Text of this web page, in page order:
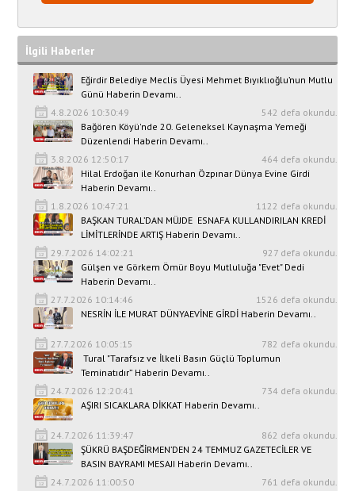
İlgili Haberler
Eğirdir Belediye Meclis Üyesi Mehmet Bıyıklıoğlu’nun Mutlu
Günü Haberin Devamı..
4.8.2026 10:30:49
542 defa okundu.
Bağören Köyü'nde 20. Geleneksel Kaynaşma Yemeği
Düzenlendi Haberin Devamı..
3.8.2026 12:50:17
464 defa okundu.
Hilal Erdoğan ile Konurhan Özpınar Dünya Evine Girdi
Haberin Devamı..
1.8.2026 10:47:21
1122 defa okundu.
BAŞKAN TURAL’DAN MÜJDE ESNAFA KULLANDIRILAN KREDİ
LİMİTLERİNDE ARTIŞ Haberin Devamı..
29.7.2026 14:02:21
927 defa okundu.
Gülşen ve Görkem Ömür Boyu Mutluluğa "Evet" Dedi
Haberin Devamı..
27.7.2026 10:14:46
1526 defa okundu.
NESRİN İLE MURAT DÜNYAEVİNE GİRDİ Haberin Devamı..
27.7.2026 10:05:15
782 defa okundu.
Tural "Tarafsız ve İlkeli Basın Güçlü Toplumun
Teminatıdır” Haberin Devamı..
24.7.2026 12:20:41
734 defa okundu.
AŞIRI SICAKLARA DİKKAT Haberin Devamı..
24.7.2026 11:39:47
862 defa okundu.
ŞÜKRÜ BAŞDEĞİRMEN’DEN 24 TEMMUZ GAZETECİLER VE
BASIN BAYRAMI MESAJI Haberin Devamı..
24.7.2026 11:00:50
761 defa okundu.